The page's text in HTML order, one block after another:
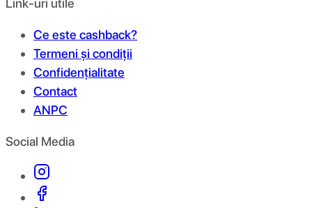
Link-uri utile
Ce este cashback?
Termeni și condiții
Confidențialitate
Contact
ANPC
Social Media